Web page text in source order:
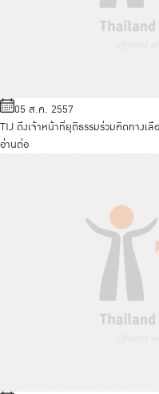
05 ส.ค. 2557
TIJ ดึงเจ้าหน้าที่ยุติธรรมร่วมคิดทางเ
อ่านต่อ